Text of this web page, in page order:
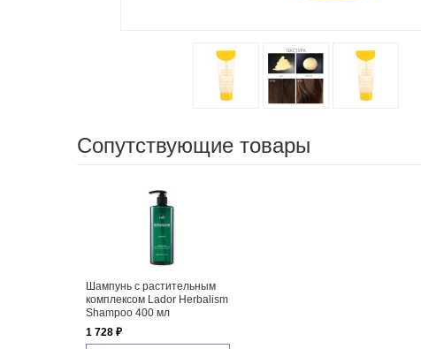
Сопутствующие товары
Шампунь с растительным
комплексом Lador Herbalism
Shampoo 400 мл
1 728 ₽